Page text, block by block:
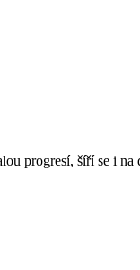
progresí, šíří se i